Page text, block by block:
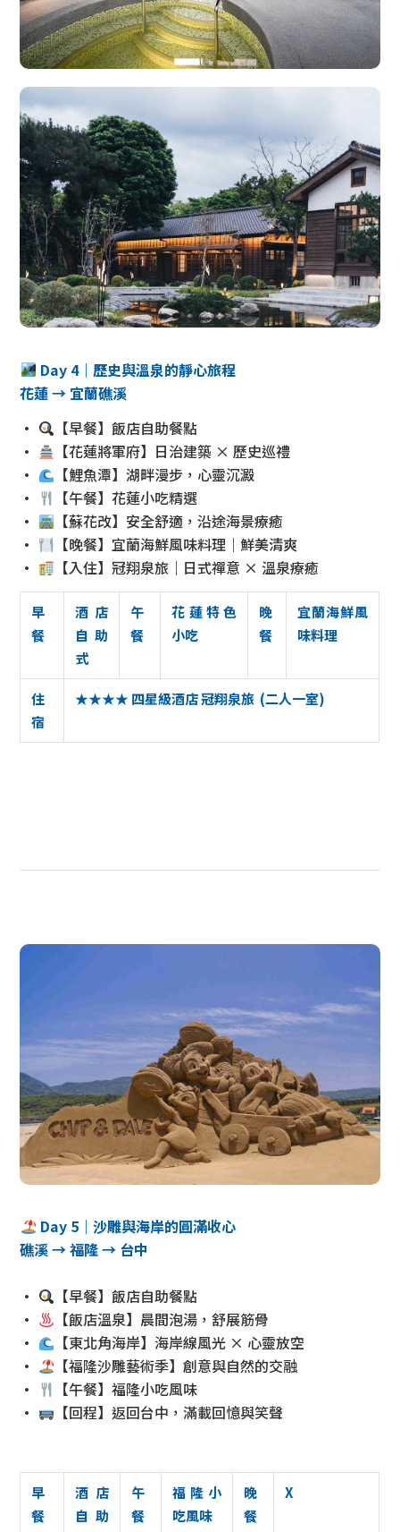
Day 4｜歷史與溫泉的靜心旅程
花蓮 → 宜蘭礁溪
•
【早餐】飯店自助餐點
•
【花蓮將軍府】日治建築 × 歷史巡禮
•
【鯉魚潭】湖畔漫步，心靈沉澱
•
【午餐】花蓮小吃精選
•
【蘇花改】安全舒適，沿途海景療癒
•
【晚餐】宜蘭海鮮風味料理｜鮮美清爽
•
【入住】冠翔泉旅｜日式禪意 × 溫泉療癒
早
餐
酒店
自助
式
午
餐
花蓮特色
小吃
晚
餐
宜蘭海鮮風
味料理
住
宿
★★★★ 四星級酒店 冠翔泉旅 (二人一室)
Day 5｜沙雕與海岸的圓滿收心
礁溪 → 福隆 → 台中
•
【早餐】飯店自助餐點
•
【飯店溫泉】晨間泡湯，舒展筋骨
•
【東北角海岸】海岸線風光 × 心靈放空
•
【福隆沙雕藝術季】創意與自然的交融
•
【午餐】福隆小吃風味
•
【回程】返回台中，滿載回憶與笑聲
早
餐
酒店
自助
午
餐
福隆小
吃風味
晚
餐
X